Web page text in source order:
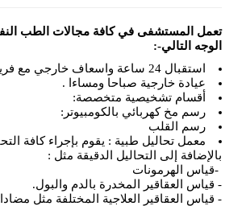
تعمل المستشفى في كافة مجالات الطب
الوجه التالي:-
استقبال 24 ساعة واسعاف خارجي مع فريق علاجي مدرب
عيادة خارجية صباحا ومساءا
.
أقسام تشخيصية متخصصة:
رسم مخ كهربائي بالكومبيوتر :
رسم القلب
معمل تحاليل طبية : يقوم بإجراء كافة
بالإضافة إلى التحاليل الدقيقة مثل :
-قياس الهرمونات
- قياس العقاقير المخدرة بالدم والبول.
- قياس العقاقير العلاجية المختلفة مثل